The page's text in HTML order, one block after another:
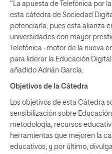
“La apuesta de Telefónica por
esta cátedra de Sociedad
potenciarla, pues esta alianza
universidades con mayor
Telefónica -motor de la nueva
para liderar la Educación
añadido Adrián García.
Objetivos de la Cátedra
Los objetivos de esta Cátedra
sensibilización sobre
metodología, recursos
herramientas que mejoren la
educativos; y por último,